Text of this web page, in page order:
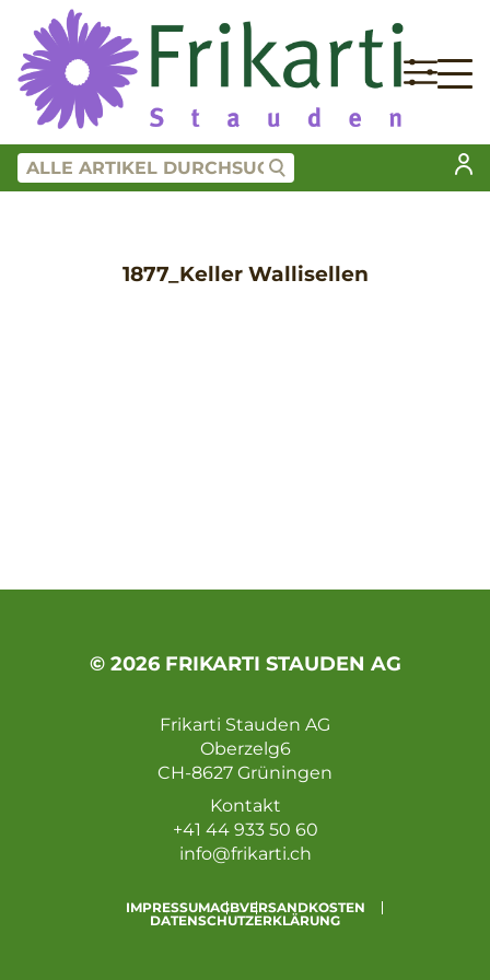
1877_Keller Wallisellen
© 2026 FRIKARTI STAUDEN AG
Frikarti Stauden AG
Oberzelg6
CH-8627 Grüningen
Kontakt
+41 44 933 50 60
info@frikarti.ch
IMPRESSUMAGBVERSANDKOSTEN
DATENSCHUTZERKLÄRUNG